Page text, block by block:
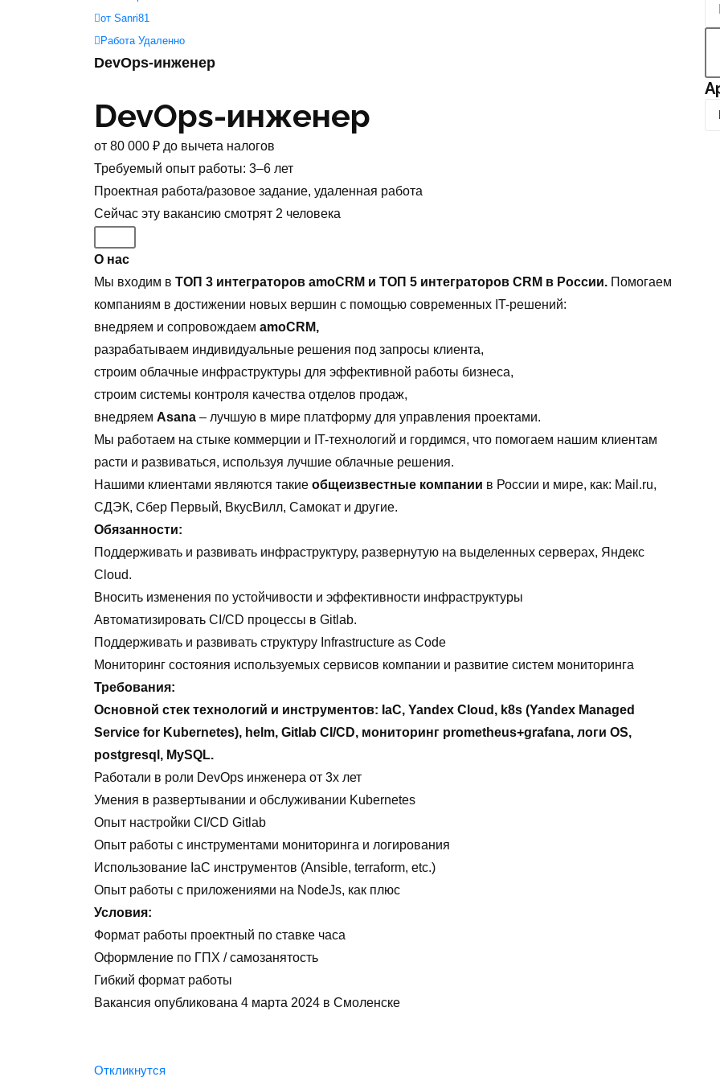
от Sanri81
Работа Удаленно
DevOps-инженер
DevOps-инженер
от 80 000 ₽ до вычета налогов
Требуемый опыт работы: 3–6 лет
Проектная работа/разовое задание, удаленная работа
Сейчас эту вакансию смотрят 2 человека
О нас
Мы входим в ТОП 3 интеграторов amoCRM и ТОП 5 интеграторов CRM в России. Помогаем
компаниям в достижении новых вершин с помощью современных IT-решений:
внедряем и сопровождаем amoCRM,
разрабатываем индивидуальные решения под запросы клиента,
строим облачные инфраструктуры для эффективной работы бизнеса,
строим системы контроля качества отделов продаж,
внедряем Asana – лучшую в мире платформу для управления проектами.
Мы работаем на стыке коммерции и IT-технологий и гордимся, что помогаем нашим клиентам
расти и развиваться, используя лучшие облачные решения.
Нашими клиентами являются такие общеизвестные компании в России и мире, как: Mail.ru,
СДЭК, Сбер Первый, ВкусВилл, Самокат и другие.
Обязанности:
Поддерживать и развивать инфраструктуру, развернутую на выделенных серверах, Яндекс
Cloud.
Вносить изменения по устойчивости и эффективности инфраструктуры
Автоматизировать CI/CD процессы в Gitlab.
Поддерживать и развивать структуру Infrastructure as Code
Мониторинг состояния используемых сервисов компании и развитие систем мониторинга
Требования:
Основной стек технологий и инструментов: IaС, Yandex Cloud, k8s (Yandex Managed
Service for Kubernetes), helm, Gitlab CI/CD, мониторинг prometheus+grafana, логи OS,
postgresql, MySQL.
Работали в роли DevOps инженера от 3х лет
Умения в развертывании и обслуживании Kubernetes
Опыт настройки CI/CD Gitlab
Опыт работы с инструментами мониторинга и логирования
Использование IaС инструментов (Ansiblе, terraform, etc.)
Опыт работы с приложениями на NodeJs, как плюс
Условия:
Формат работы проектный по ставке часа
Оформление по ГПХ / самозанятость
Гибкий формат работы
Вакансия опубликована 4 марта 2024 в Смоленске
Откликнутся